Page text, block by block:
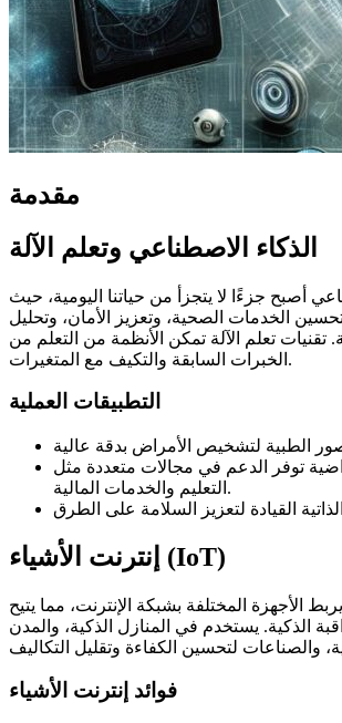
مقدمة
الذكاء الاصطناعي وتعلم الآلة
أصبح جزءًا لا يتجزأ من حياتنا اليومية، حيث
الخدمات الصحية، وتعزيز الأمان، وتحليل
تقنيات تعلم الآلة تمكن الأنظمة من التعلم من
الخبرات السابقة والتكيف مع المتغيرات.
التطبيقات العملية
توفر الدعم في مجالات متعددة مثل
التعليم والخدمات المالية.
إنترنت الأشياء (IoT)
يربط الأجهزة المختلفة بشبكة الإنترنت، مما يتيح
الذكية. يستخدم في المنازل الذكية، والمدن
فوائد إنترنت الأشياء